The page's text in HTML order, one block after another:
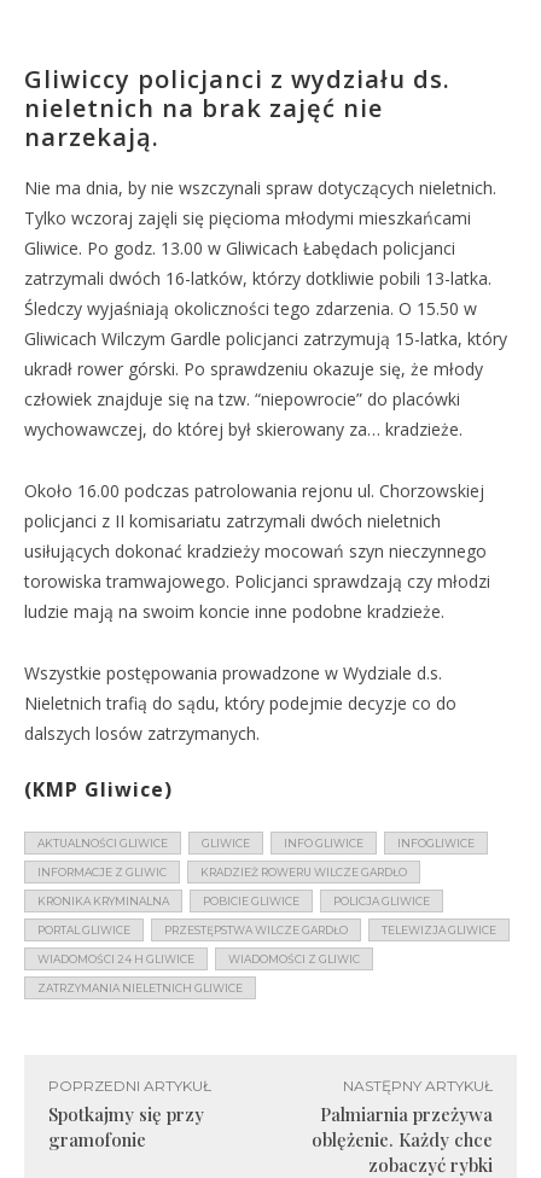
Gliwiccy policjanci z wydziału ds.
nieletnich na brak zajęć nie
narzekają.
Nie ma dnia, by nie wszczynali spraw dotyczących nieletnich.
Tylko wczoraj zajęli się pięcioma młodymi mieszkańcami
Gliwice. Po godz. 13.00 w Gliwicach Łabędach policjanci
zatrzymali dwóch 16-latków, którzy dotkliwie pobili 13-latka.
Śledczy wyjaśniają okoliczności tego zdarzenia. O 15.50 w
Gliwicach Wilczym Gardle policjanci zatrzymują 15-latka, który
ukradł rower górski. Po sprawdzeniu okazuje się, że młody
człowiek znajduje się na tzw. “niepowrocie” do placówki
wychowawczej, do której był skierowany za… kradzieże.
Około 16.00 podczas patrolowania rejonu ul. Chorzowskiej
policjanci z II komisariatu zatrzymali dwóch nieletnich
usiłujących dokonać kradzieży mocowań szyn nieczynnego
torowiska tramwajowego. Policjanci sprawdzają czy młodzi
ludzie mają na swoim koncie inne podobne kradzieże.
Wszystkie postępowania prowadzone w Wydziale d.s.
Nieletnich trafią do sądu, który podejmie decyzje co do
dalszych losów zatrzymanych.
(KMP Gliwice)
AKTUALNOŚCI GLIWICE GLIWICE INFO GLIWICE INFOGLIWICE
INFORMACJE Z GLIWIC KRADZIEŻ ROWERU WILCZE GARDŁO
KRONIKA KRYMINALNA POBICIE GLIWICE POLICJA GLIWICE
PORTAL GLIWICE PRZESTĘPSTWA WILCZE GARDŁO TELEWIZJA GLIWICE
WIADOMOŚCI 24 H GLIWICE WIADOMOŚCI Z GLIWIC
ZATRZYMANIA NIELETNICH GLIWICE
POPRZEDNI ARTYKUŁ
Spotkajmy się przy
gramofonie
NASTĘPNY ARTYKUŁ
Palmiarnia przeżywa
oblężenie. Każdy chce
zobaczyć rybki